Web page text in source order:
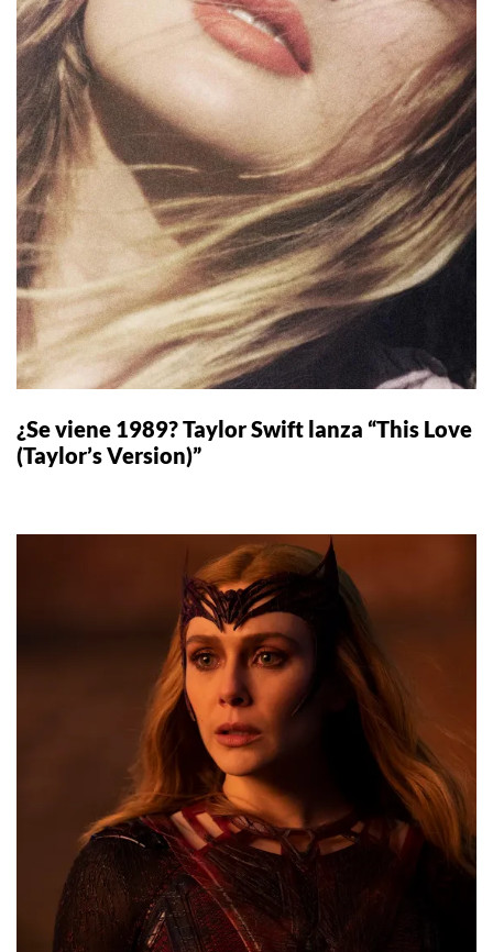
¿Se viene 1989? Taylor Swift lanza “This Love
(Taylor’s Version)”